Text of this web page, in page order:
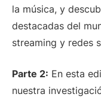
la música, y
destacadas del
streaming y redes
Parte 2: En esta
nuestra